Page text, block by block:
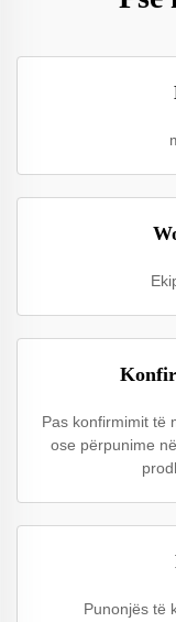
Pas konfirmimit të
ose përpunime
Punonjës të